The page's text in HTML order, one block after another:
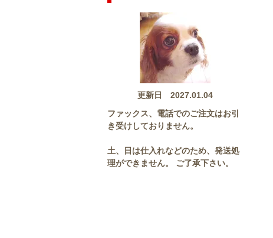
更新日 2027.01.04
ファックス、電話でのご注文はお引
き受けしておりません。
土、日は仕入れなどのため、発送処
理ができません。 ご了承下さい。